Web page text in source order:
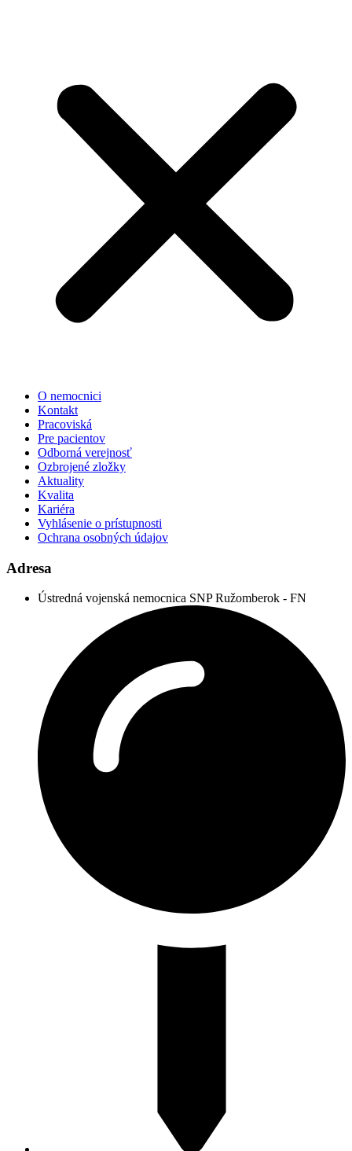
O nemocnici
Kontakt
Pracoviská
Pre pacientov
Odborná verejnosť
Ozbrojené zložky
Aktuality
Kvalita
Kariéra
Vyhlásenie o prístupnosti
Ochrana osobných údajov
Adresa
Ústredná vojenská nemocnica SNP Ružomberok - FN